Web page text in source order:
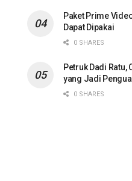
Paket Prime
Dapat Dipakai
0 SHARES
Petruk Dadi Ratu,
yang Jadi
0 SHARES